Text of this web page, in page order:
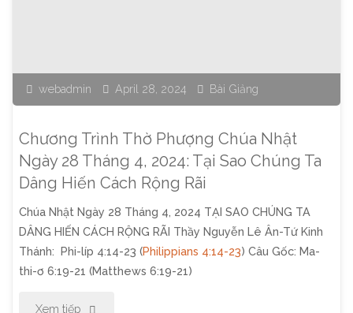
webadmin April 28, 2024 Bài Giảng
Chương Trình Thờ Phượng Chúa Nhật
Ngày 28 Tháng 4, 2024: Tại Sao Chúng Ta
Dâng Hiến Cách Rộng Rãi
Chúa Nhật Ngày 28 Tháng 4, 2024 TẠI SAO CHÚNG TA
DÂNG HIẾN CÁCH RỘNG RÃI Thầy Nguyễn Lê Ân-Tứ Kinh
Thánh: Phi-líp 4:14-23 (Philippians 4:14-23) Câu Gốc: Ma-
thi-ơ 6:19-21 (Matthews 6:19-21)
Xem tiếp "Chương